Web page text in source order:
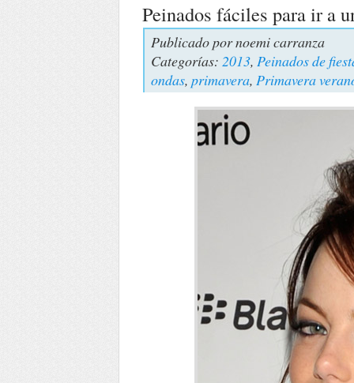
Peinados fáciles para ir a
Publicado pornoemi carranza
Categorías: 2013, Peinados de
ondas, primavera, Primavera